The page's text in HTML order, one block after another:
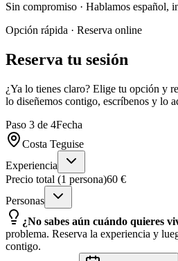
Sin compromiso · Hablamos español,
Opción rápida · Reserva online
Reserva tu sesión
¿Ya lo tienes claro? Elige tu opción y
lo diseñemos contigo, escríbenos y lo
Paso 3 de 4Fecha
Costa Teguise
Experiencia
Precio total (1 persona)60 €
Personas
¿No sabes aún cuándo quieres
problema. Reserva la experiencia y
contigo.